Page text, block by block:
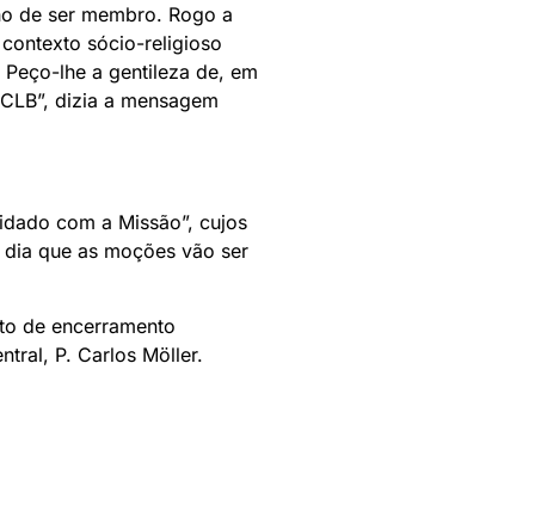
de ser membro. Rogo a
sócio-religioso
lhe a gentileza de, em
dizia a mensagem
com a Missão”, cujos
que as moções vão ser
de encerramento
P. Carlos Möller.